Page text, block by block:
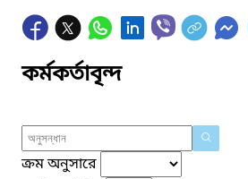
কর্মকর্তাবৃন্দ
ক্রম অনুসারে